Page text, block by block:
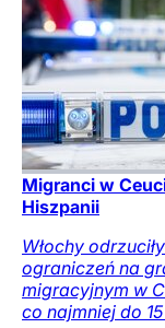
Migranci w
Hiszpanii
Włochy
ograniczeń na
migracyjnym w
co najmniej do